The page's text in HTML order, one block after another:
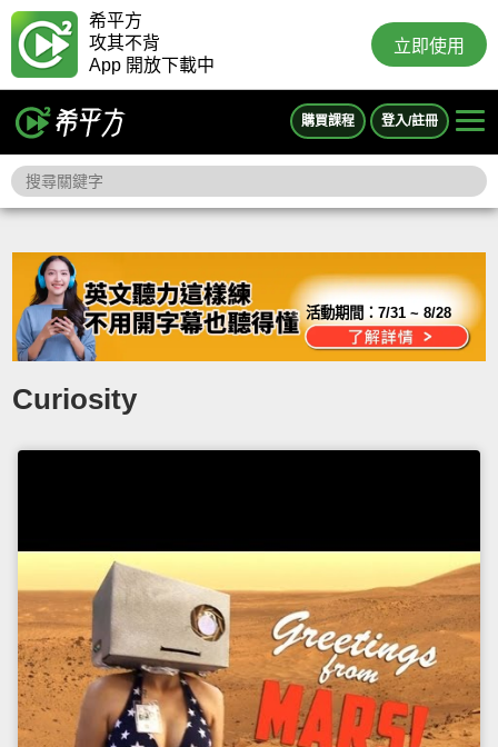
希平方
攻其不背
App 開放下載中
立即使用
購買課程 登入/註冊
活動期間：7/31 ~ 8/28
Curiosity